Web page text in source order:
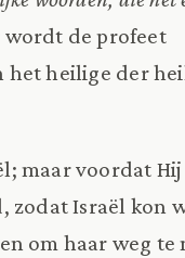
wordt de profeet
het heilige der
maar voordat
zodat Israël kon
om haar weg te